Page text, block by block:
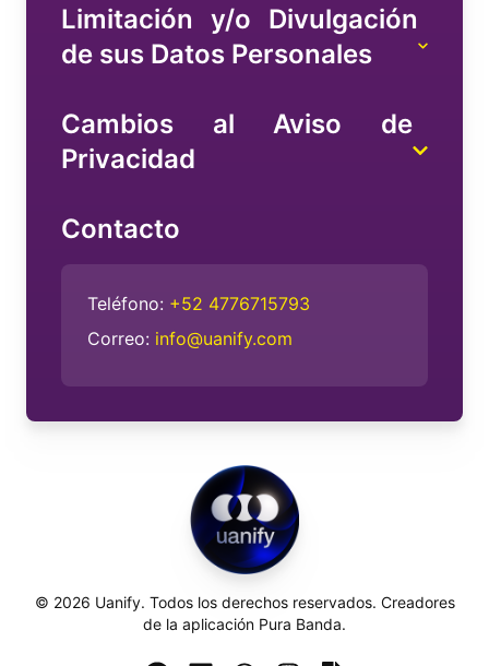
Limitación y/o Divulgación
de sus Datos Personales
Cambios al Aviso de
Privacidad
Contacto
Teléfono: +52 4776715793
Correo: info@uanify.com
© 2026 Uanify. Todos los derechos reservados. Creadores
de la aplicación Pura Banda.